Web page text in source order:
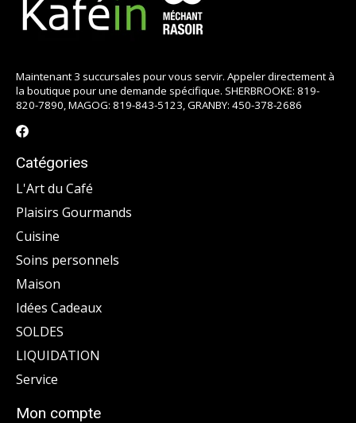
Maintenant 3 succursales pour vous servir. Appeler directement à
la boutique pour une demande spécifique. SHERBROOKE: 819-
820-7890, MAGOG: 819-843-5123, GRANBY: 450-378-2686
Catégories
L'Art du Café
Plaisirs Gourmands
Cuisine
Soins personnels
Maison
Idées Cadeaux
SOLDES
LIQUIDATION
Service
Mon compte